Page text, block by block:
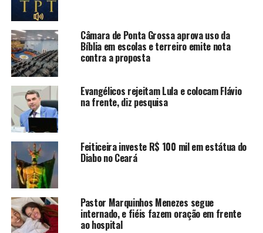
Câmara de Ponta Grossa aprova uso da
Bíblia em escolas e terreiro emite nota
contra a proposta
Evangélicos rejeitam Lula e colocam Flávio
na frente, diz pesquisa
Feiticeira investe R$ 100 mil em estátua do
Diabo no Ceará
Pastor Marquinhos Menezes segue
internado, e fiéis fazem oração em frente
ao hospital